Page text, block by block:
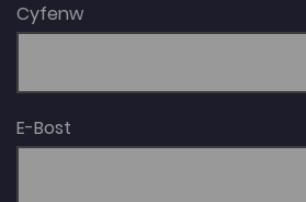
Cyfenw
E-Bost